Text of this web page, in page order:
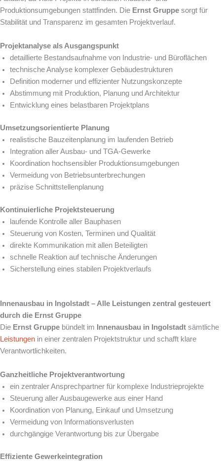
Produktionsumgebungen stattfinden. Die Ernst Gruppe sorgt für
Stabilität und Transparenz im gesamten Projektverlauf.
Projektanalyse als Ausgangspunkt
detaillierte Bestandsaufnahme von Industrie- und Büroflächen
technische Analyse komplexer Gebäudestrukturen
Definition moderner und effizienter Nutzungskonzepte
Abstimmung mit Produktion, Planung und Architektur
Entwicklung eines belastbaren Projektplans
Umsetzungsorientierte Planung
realistische Bauzeitenplanung im laufenden Betrieb
Integration aller Ausbau- und TGA-Gewerke
Koordination hochsensibler Produktionsumgebungen
Vermeidung von Betriebsunterbrechungen
präzise Schnittstellenplanung
Kontinuierliche Projektsteuerung
laufende Kontrolle aller Bauphasen
Steuerung von Kosten, Terminen und Qualität
direkte Kommunikation mit allen Beteiligten
schnelle Reaktion auf technische Änderungen
Sicherstellung eines stabilen Projektverlaufs
Innenausbau in Ingolstadt – Alle Leistungen zentral gesteuert
durch die Ernst Gruppe
Die Ernst Gruppe bündelt im Innenausbau in Ingolstadt sämtliche
Leistungen in einer zentralen Projektstruktur und schafft klare
Verantwortlichkeiten.
Ganzheitliche Projektverantwortung
ein zentraler Ansprechpartner für komplexe Industrieprojekte
Steuerung aller Ausbaugewerke aus einer Hand
Koordination von Planung, Einkauf und Umsetzung
Vermeidung von Informationsverlusten
durchgängige Verantwortung bis zur Übergabe
Effiziente Gewerkeintegration